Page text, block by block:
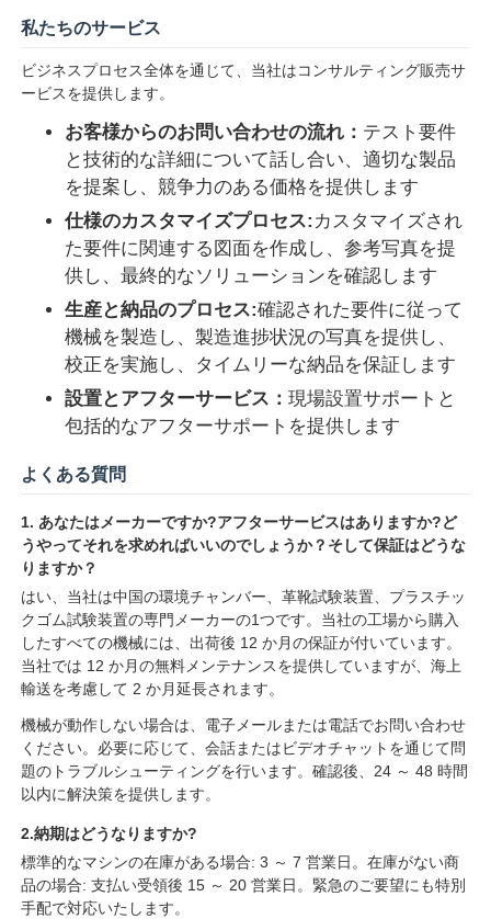
私たちのサービス
ビジネスプロセス全体を通じて、当社はコンサルティング販売サ
ービスを提供します。
お客様からのお問い合わせの流れ： テスト要件
と技術的な詳細について話し合い、適切な製品
を提案し、競争力のある価格を提供します
仕様のカスタマイズプロセス: カスタマイズされ
た要件に関連する図面を作成し、参考写真を提
供し、最終的なソリューションを確認します
生産と納品のプロセス:確認された要件に従って
機械を製造し、製造進捗状況の写真を提供し、
校正を実施し、タイムリーな納品を保証します
設置とアフターサービス：現場設置サポートと
包括的なアフターサポートを提供します
よくある質問
1. あなたはメーカーですか?アフターサービスはありますか?ど
うやってそれを求めればいいのでしょうか？そして保証はどうな
りますか？
はい、当社は中国の環境チャンバー、革靴試験装置、プラスチッ
クゴム試験装置の専門メーカーの1つです。当社の工場から購入
したすべての機械には、出荷後 12 か月の保証が付いています。
当社では 12 か月の無料メンテナンスを提供していますが、海上
輸送を考慮して 2 か月延長されます。
機械が動作しない場合は、電子メールまたは電話でお問い合わせ
ください。必要に応じて、会話またはビデオチャットを通じて問
題のトラブルシューティングを行います。確認後、24 ～ 48 時間
以内に解決策を提供します。
2.納期はどうなりますか?
標準的なマシンの在庫がある場合: 3 ～ 7 営業日。在庫がない商
品の場合: 支払い受領後 15 ～ 20 営業日。緊急のご要望にも特別
手配で対応いたします。